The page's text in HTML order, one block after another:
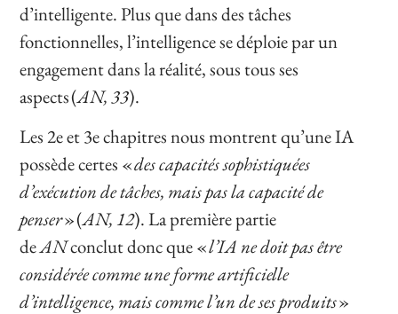
d’intelligente. Plus que dans des tâches
fonctionnelles, l’intelligence se déploie par un
engagement dans la réalité, sous tous ses
aspects (AN, 33).
Les 2e et 3e chapitres nous montrent qu’une IA
possède certes «des capacités sophistiquées
d’exécution de tâches, mais pas la capacité de
penser» (AN, 12). La première partie
deANconclut donc que «l’IA ne doit pas être
considérée comme une forme artificielle
d’intelligence, mais comme l’un de ses produits»